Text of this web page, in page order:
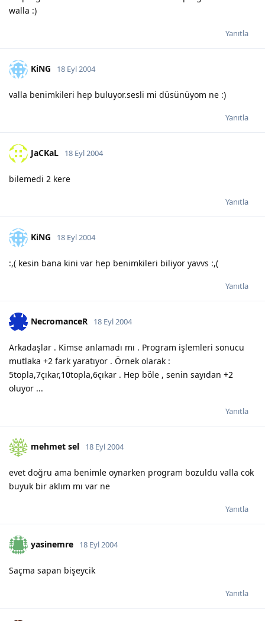
walla :)
Yanıtla
KiNG 18 Eyl 2004
valla benimkileri hep buluyor.sesli mi düsünüyom ne :)
Yanıtla
JaCKaL 18 Eyl 2004
bilemedi 2 kere
Yanıtla
KiNG 18 Eyl 2004
:,( kesin bana kini var hep benimkileri biliyor yavvs :,(
Yanıtla
NecromanceR 18 Eyl 2004
Arkadaşlar . Kimse anlamadı mı . Program işlemleri sonucu
mutlaka +2 fark yaratıyor . Örnek olarak :
5topla,7çıkar,10topla,6çıkar . Hep böle , senin sayıdan +2
oluyor ...
Yanıtla
mehmet sel 18 Eyl 2004
evet doğru ama benimle oynarken program bozuldu valla cok
buyuk bir aklım mı var ne
Yanıtla
yasinemre 18 Eyl 2004
Saçma sapan bişeycik
Yanıtla